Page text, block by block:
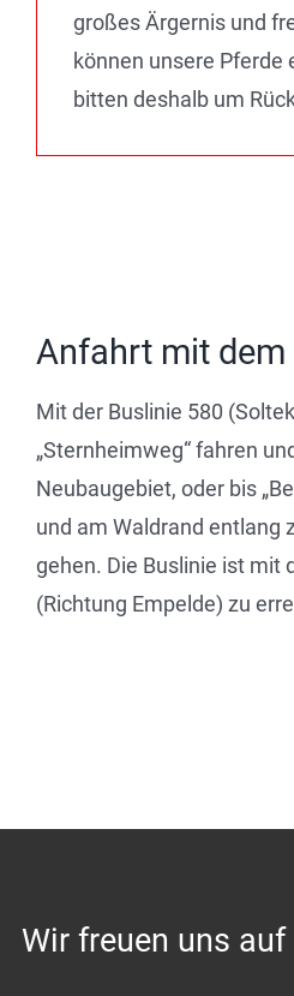
großes Ärgernis und
können unsere Pferde
bitten deshalb um
Anfahrt mit dem
Mit der Buslinie 580
„Sternheimweg“ fahren
Neubaugebiet, oder bis
und am Waldrand entlang
gehen. Die Buslinie ist mit
(Richtung Empelde) zu
Wir freuen uns auf